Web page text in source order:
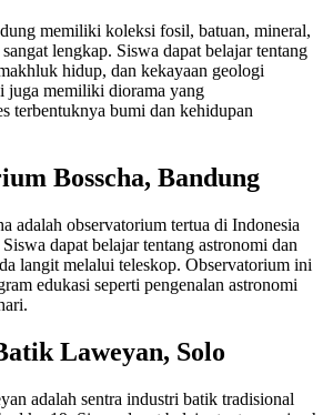
memiliki koleksi fosil, batuan, mineral,
lengkap. Siswa dapat belajar tentang
hidup, dan kekayaan geologi
juga memiliki diorama yang
terbentuknya bumi dan kehidupan
Bosscha, Bandung
adalah observatorium tertua di Indonesia
dapat belajar tentang astronomi dan
langit melalui teleskop. Observatorium ini
edukasi seperti pengenalan astronomi
Laweyan, Solo
adalah sentra industri batik tradisional